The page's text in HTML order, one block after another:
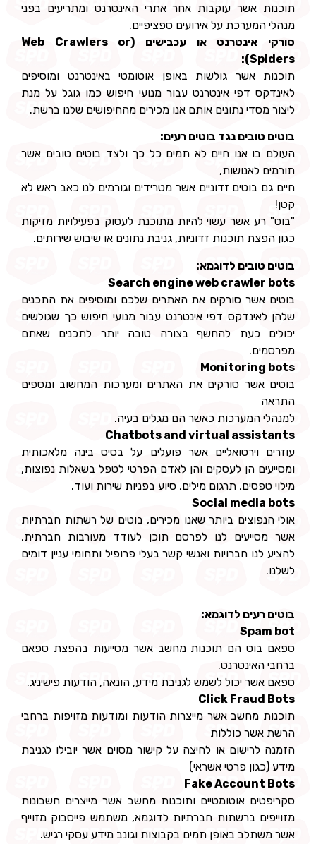
תוכנות אשר עוקבות אחר אתרי האינטרנט ומתריעים בפני
מנהלי המערכת על אירועים ספציפיים.
סורקי אינטרנט או עכבישים (Web Crawlers or
Spiders):
תוכנות אשר גולשות באופן אוטומטי באינטרנט ומוסיפים
לאינדקס דפי אינטרנט עבור מנועי חיפוש כמו גוגל על מנת
ליצור מסדי נתונים אותם אנו מכירים מהחיפושים שלנו ברשת.
בוטים טובים נגד בוטים רעים:
העולם בו אנו חיים לא תמים כל כך ולצד בוטים טובים אשר
תורמים לאנושות,
חיים גם בוטים זדוניים אשר מטרידים וגורמים לנו כאב ראש לא
קטן!
"בוט" רע אשר עשוי להיות מתוכנת לעסוק בפעילויות מזיקות
כגון הפצת תוכנות זדוניות, גניבת נתונים או שיבוש שירותים.
בוטים טובים לדוגמא:
Search engine web crawler bots
בוטים אשר סורקים את האתרים שלכם ומוסיפים את התכנים
שלהן לאינדקס דפי אינטרנט עבור מנועי חיפוש כך שגולשים
יכולים כעת להחשף בצורה טובה יותר לתכנים שאתם
מפרסמים.
Monitoring bots
בוטים אשר סורקים את האתרים ומערכות המחשוב ומספים
התראה
למנהלי המערכות כאשר הם מגלים בעיה.
Chatbots and virtual assistants
עוזרים וירטואליים אשר פועלים על בסיס בינה מלאכותית
ומסייעים הן לעסקים והן לאדם הפרטי לטפל בשאלות נפוצות,
מילוי טפסים, תרגום מילים, סיוע בפניות שירות ועוד.
Social media bots
אולי הנפוצים ביותר שאנו מכירים, בוטים של רשתות חברתיות
אשר מסייעים לנו לפרסם תוכן לעודד מעורבות חברתית,
להציע לנו חברויות ואנשי קשר בעלי פרופיל ותחומי עניין דומים
לשלנו.
בוטים רעים לדוגמא:
Spam bot
ספאם בוט הם תוכנות מחשב אשר מסייעות בהפצת ספאם
ברחבי האינטרנט.
ספאם אשר יכול לשמש לגניבת מידע, הונאה, הודעות פישיניג.
Click Fraud Bots
תוכנות מחשב אשר מייצרות הודעות ומודעות מזויפות ברחבי
הרשת אשר כוללות
הזמנה לרישום או לחיצה על קישור מסוים אשר יובילו לגניבת
מידע (כגון פרטי אשראי)
Fake Account Bots
סקריפטים אוטומטיים ותוכנות מחשב אשר מייצרים חשבונות
מזוייפים ברשתות חברתיות לדוגמא, משתמש פייסבוק מזוייף
אשר משתלב באופן תמים בקבוצות וגונב מידע עסקי רגיש.